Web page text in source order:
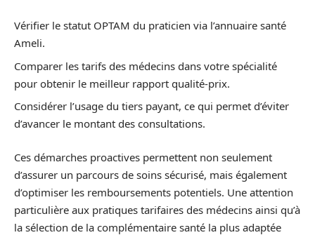
Vérifier le statut OPTAM du praticien via l’annuaire santé
Ameli.
Comparer les tarifs des médecins dans votre spécialité
pour obtenir le meilleur rapport qualité-prix.
Considérer l’usage du tiers payant, ce qui permet d’éviter
d’avancer le montant des consultations.
Ces démarches proactives permettent non seulement
d’assurer un parcours de soins sécurisé, mais également
d’optimiser les remboursements potentiels. Une attention
particulière aux pratiques tarifaires des médecins ainsi qu’à
la sélection de la complémentaire santé la plus adaptée